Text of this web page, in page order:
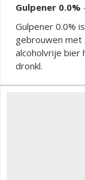
Gulpener 0.0%
Gulpener 0.0%
gebrouwen
alcoholvrije bier
dronkl.